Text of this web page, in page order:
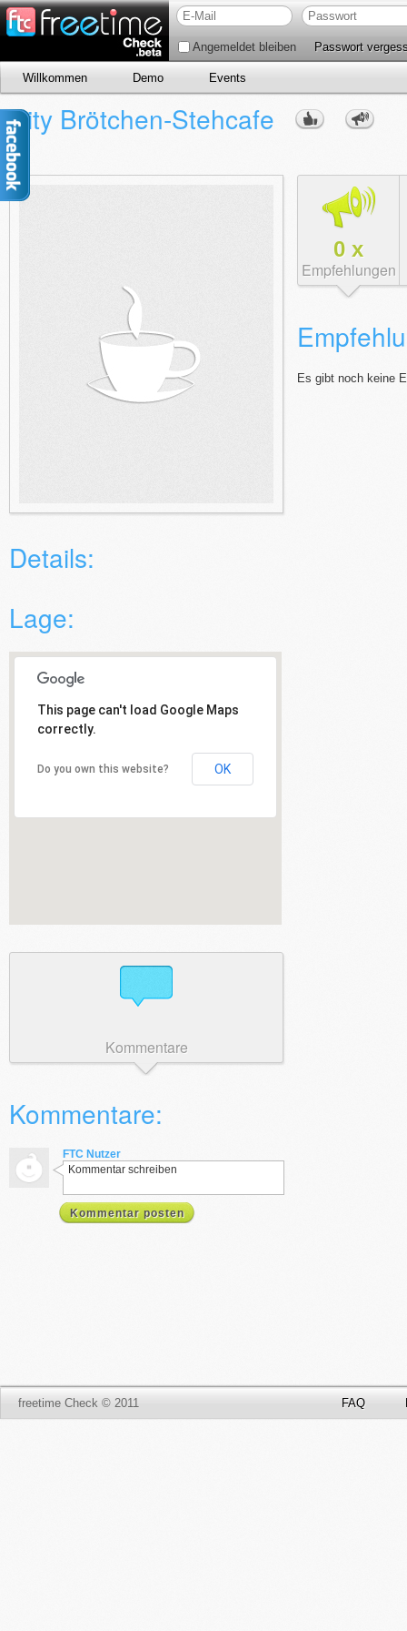
Angemeldet bleiben Passwort
Willkommen Demo Events
City Brötchen-Stehcafe
Details:
Lage:
This page can't load Google Maps
correctly.
Do you own this website? OK
Kommentare
Kommentare:
FTC Nutzer
Kommentar schreiben
Kommentar posten
0 x
Empfehlungen
Es gibt noch keine
freetime Check © 2011 FAQ